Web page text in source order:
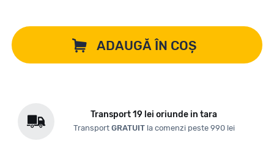
ADAUGĂ ÎN COȘ
Transport 19 lei oriunde in tara
Transport GRATUITla comenzi peste 990 lei